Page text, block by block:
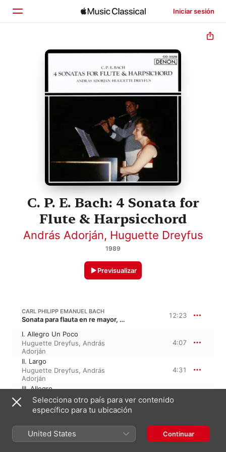
Iniciar sesión
Inicio
Explorar
Buscar
C. P. E. Bach: 4 Sonata for
Flute & Harpsicchord
András Adorján, Huguette Dreyfus
1989
Previsualizar
CARL PHILIPP EMANUEL BACH
Sonata para flauta en re mayor, H. 505, Wq. 83 12:23
I. Allegro Un Poco
Huguette Dreyfus, András
Adorján
4:07
II. Largo
Huguette Dreyfus, András
Adorján
4:31
III. Allegro
András Adorján, Huguette
Dreyfus
3:44
C. P. E. BACH: SONATA NO. 2 IN E MINOR, WQ. 84, H. 506 13:26
Selecciona otro país para ver contenido
específico para tu ubicación
United States Continuar